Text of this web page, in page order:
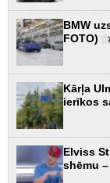
BMW
FOTO)
Kārļa
ierīkos
Elviss
shēmu